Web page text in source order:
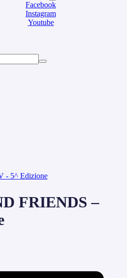
Facebook
Instagram
Youtube
- 5^ Edizione
FRIENDS –